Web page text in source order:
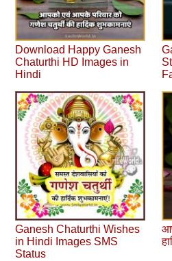
Download Happy Ganesh
Chaturthi HD Images in
Hindi
Ganesh Chaturthi Wishes
in Hindi Images SMS
Status